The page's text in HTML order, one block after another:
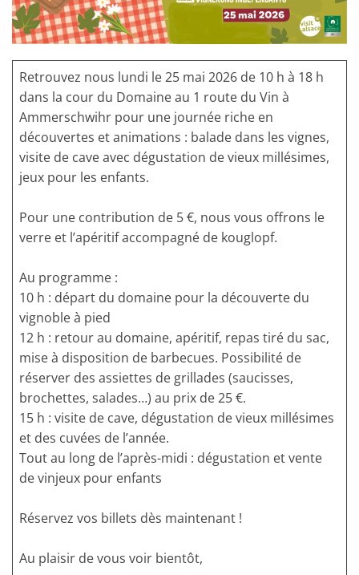
Retrouvez nous lundi le 25 mai 2026 de 10 h à 18 h
dans la cour du Domaine au 1 route du Vin à
Ammerschwihr pour une journée riche en
découvertes et animations : balade dans les vignes,
visite de cave avec dégustation de vieux millésimes,
jeux pour les enfants.
Pour une contribution de 5 €, nous vous offrons le
verre et l’apéritif accompagné de kouglopf.
Au programme :
10 h : départ du domaine pour la découverte du
vignoble à pied
12 h : retour au domaine, apéritif, repas tiré du sac,
mise à disposition de barbecues. Possibilité de
réserver des assiettes de grillades (saucisses,
brochettes, salades…) au prix de 25 €.
15 h : visite de cave, dégustation de vieux millésimes
et des cuvées de l’année.
Tout au long de l’après-midi : dégustation et vente
de vinjeux pour enfants
Réservez vos billets dès maintenant !
Au plaisir de vous voir bientôt,